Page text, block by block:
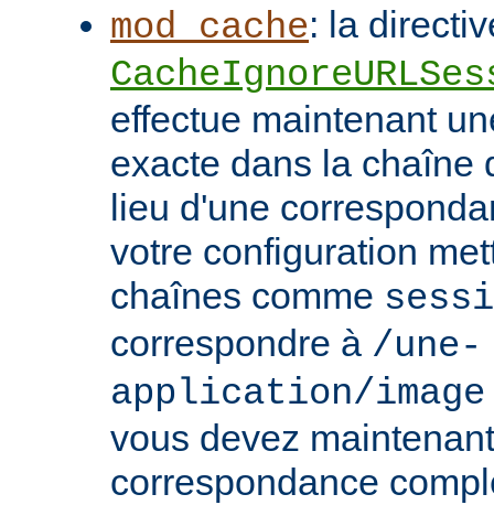
mod_cache: la
effectue maintenant
exacte dans la chaîne
lieu d'une
votre configuration
chaînes comme
correspondre à /une-
application/
vous devez
correspondance